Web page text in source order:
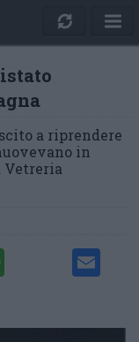
a riprendere
in
Vetreria